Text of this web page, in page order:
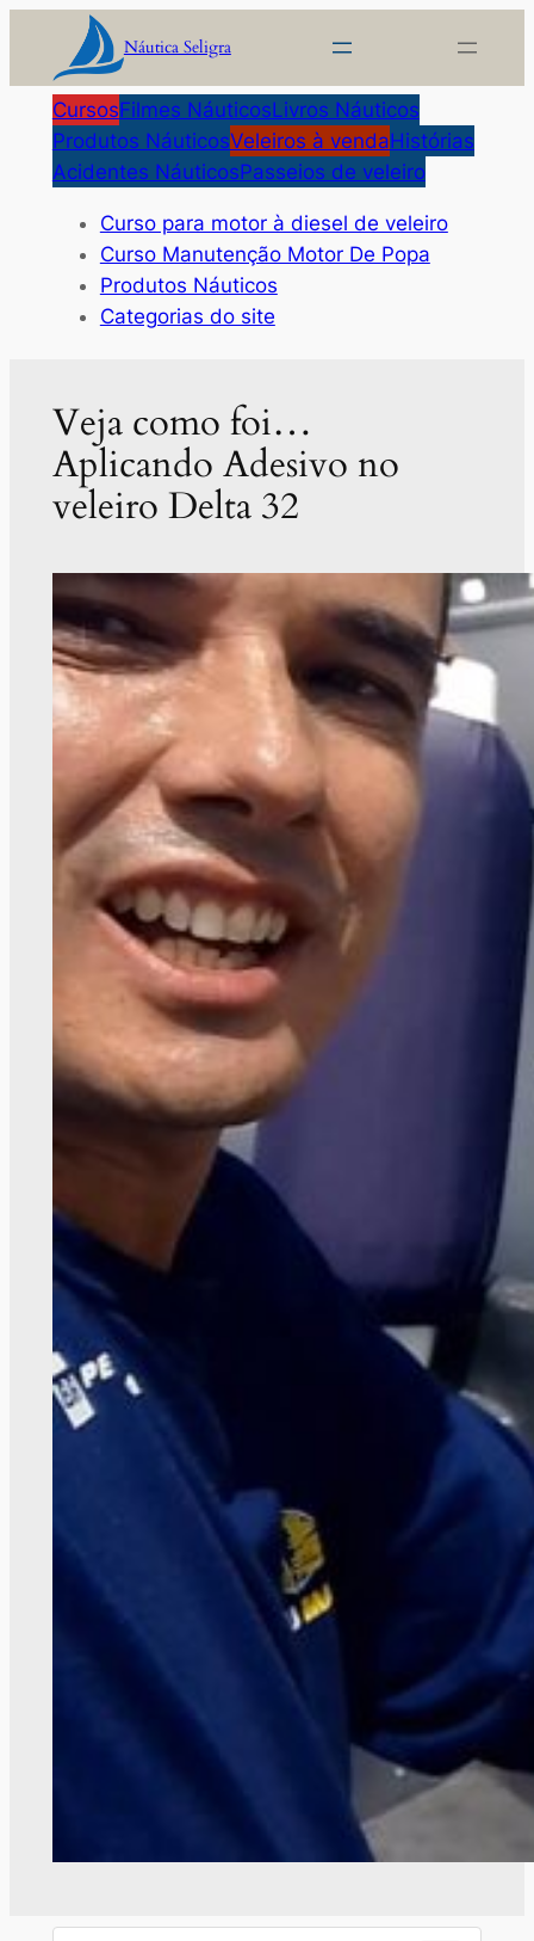
o
conteúdo
Náutica Seligra
CursosFilmes NáuticosLivros Náuticos
Produtos NáuticosVeleiros à vendaHistórias
Acidentes NáuticosPasseios de veleiro
Curso para motor à diesel de veleiro
Curso Manutenção Motor De Popa
Produtos Náuticos
Categorias do site
Veja como foi…
Aplicando Adesivo no
veleiro Delta 32